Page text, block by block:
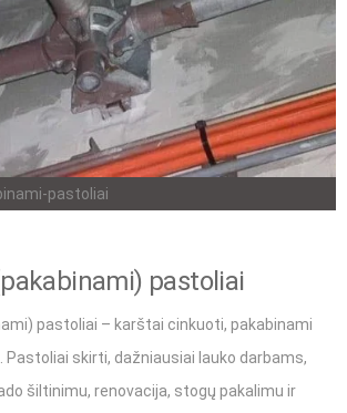
pastoliai
pastoliai – karštai cinkuoti, pakabinami
Pastoliai skirti, dažniausiai lauko darbams,
šiltinimu, renovacija, stogų pakalimu ir